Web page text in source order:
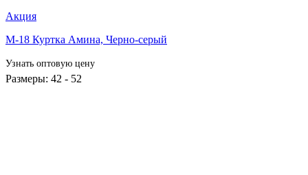
Акция
М-18 Куртка Амина, Черно-серый
Узнать оптовую цену
Размеры: 42 - 52